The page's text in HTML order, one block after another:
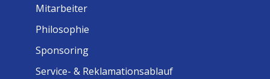
Mitarbeiter
Philosophie
Sponsoring
Service- & Reklamationsablauf